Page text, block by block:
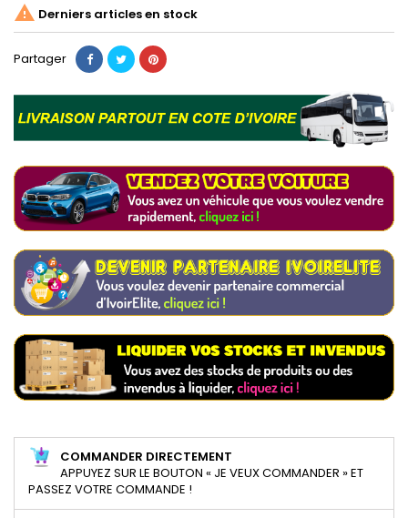
 Derniers articles en stock
Partager
COMMANDER DIRECTEMENT
APPUYEZ SUR LE BOUTON « JE VEUX COMMANDER » ET
PASSEZ VOTRE COMMANDE !